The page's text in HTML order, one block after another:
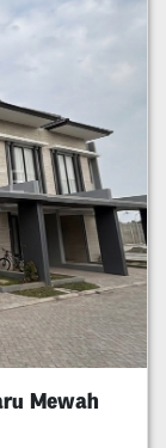
Mewah